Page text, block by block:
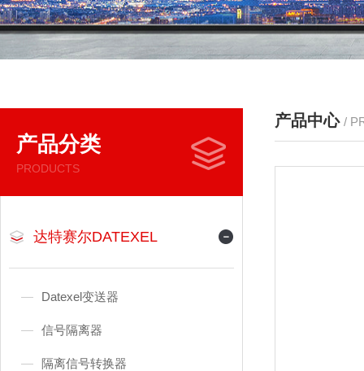
产品分类
PRODUCTS
达特赛尔DATEXEL
Datexel变送器
信号隔离器
隔离信号转换器
产品中心 /